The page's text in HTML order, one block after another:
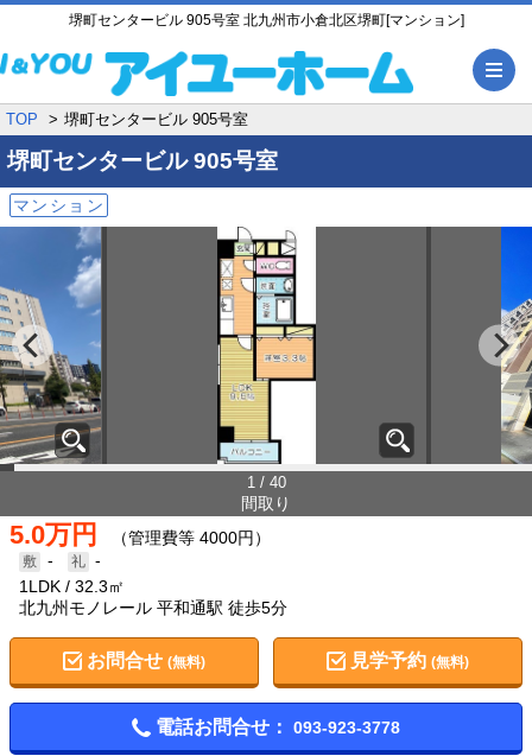
堺町センタービル 905号室 北九州市小倉北区堺町[マンション]
TOP 堺町センタービル 905号室
堺町センタービル905号室
マンション
1 / 40
間取り
5.0万円 （管理費等 4000円）
-
-
1LDK
32.3㎡
北九州モノレール 平和通駅 徒歩5分
お問合せ (無料) 見学予約(無料)
電話お問合せ： 093-923-3778